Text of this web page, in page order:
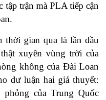
tập trận mà PLA tiếp cận
thời gian qua là lần đầu
xuyên vùng trời của
không của Đài Loan
dư luận hai giả thuyết:
của Trung Quốc